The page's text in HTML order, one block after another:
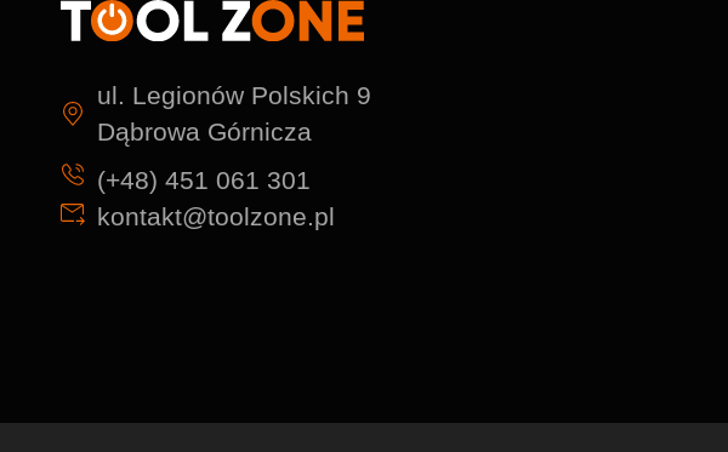
ul. Legionów Polskich 9
Dąbrowa Górnicza
(+48) 451 061 301
kontakt@toolzone.pl